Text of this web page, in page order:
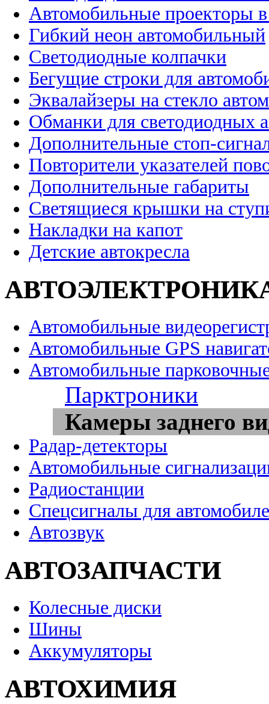
Автомобильные проекторы
Гибкий неон автомобильный
Светодиодные колпачки
Бегущие строки для
Эквалайзеры на стекло
Обманки для светодиодных
Дополнительные стоп-
Повторители указателей
Дополнительные габариты
Светящиеся крышки на
Накладки на капот
Детские автокресла
Автомобильные
Автомобильные GPS
Автомобильные
Парктроники
Камеры заднего
Радар-детекторы
Автомобильные
Радиостанции
Спецсигналы для
Автозвук
АВТОЗАПЧАСТИ
Колесные диски
Шины
Аккумуляторы
АВТОХИМИЯ